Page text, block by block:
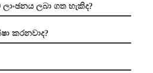
ලබා ගත හැකිද?
කරනවාද?